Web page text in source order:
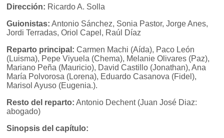
Dirección: Ricardo A. Solla
Guionistas: Antonio Sánchez, Sonia Pastor, Jorge Anes,
Jordi Terradas, Oriol Capel, Raúl Díaz
Reparto principal: Carmen Machi (Aída), Paco León
(Luisma), Pepe Viyuela (Chema), Melanie Olivares (Paz),
Mariano Peña (Mauricio), David Castillo (Jonathan), Ana
María Polvorosa (Lorena), Eduardo Casanova (Fidel),
Marisol Ayuso (Eugenia.).
Resto del reparto: Antonio Dechent (Juan José Diaz:
abogado)
Sinopsis del capítulo: